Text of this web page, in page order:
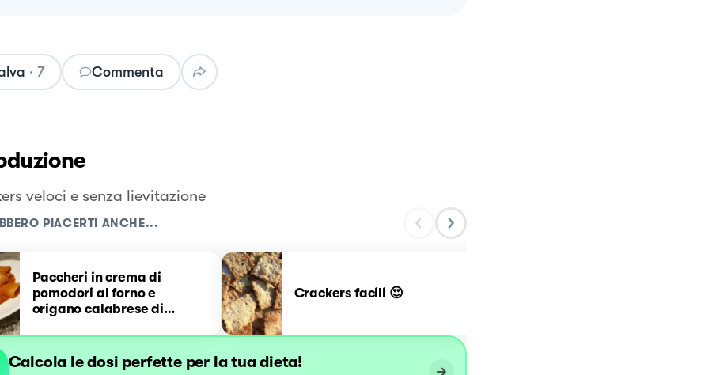
· 7 Commenta
veloci e senza lievitazione
PIACERTI ANCHE...
Paccheri in crema di
pomodori al forno e
origano calabrese di
Crackers facili 😍
Calcola le dosi perfette per la tua dieta!